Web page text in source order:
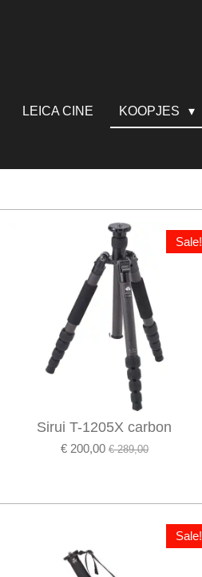
LEICA CINE KOOPJES
Sale!
Sirui T-1205X carbon
€ 200,00 € 289,00
Sale!